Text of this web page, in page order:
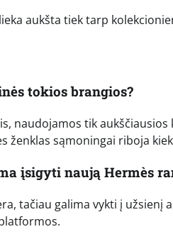
aukšta tiek tarp
tokios brangios?
naudojamos tik
ženklas sąmoningai riboja
įsigyti naują Hermès
tačiau galima vykti į